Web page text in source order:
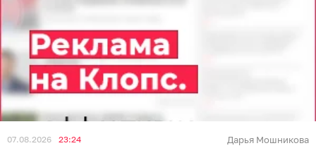
07.08.2026 23:24 Дарья Мошникова